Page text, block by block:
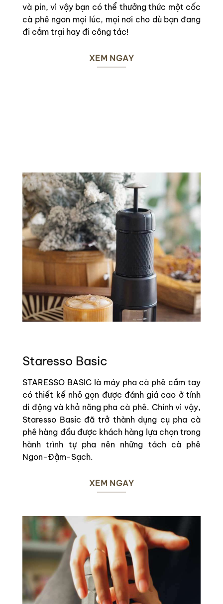
và pin, vì vậy bạn có thể thưởng thức một cốc
cà phê ngon mọi lúc, mọi nơi cho dù bạn đang
đi cắm trại hay đi công tác!
XEM NGAY
Staresso Basic
STARESSO BASIC là máy pha cà phê cầm tay
có thiết kế nhỏ gọn được đánh giá cao ở tính
di động và khả năng pha cà phê. Chính vì vậy,
Staresso Basic đã trở thành dụng cụ pha cà
phê hàng đầu được khách hàng lựa chọn trong
hành trình tự pha nên những tách cà phê
Ngon-Đậm-Sạch.
XEM NGAY